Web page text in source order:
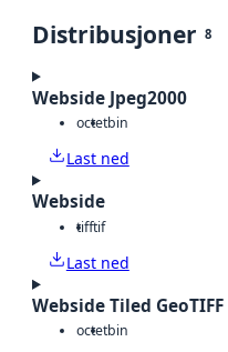
Distribusjoner 8
Webside Jpeg2000
octetbin
Last ned
Webside
tifftif
Last ned
Webside Tiled GeoTIFF
octetbin